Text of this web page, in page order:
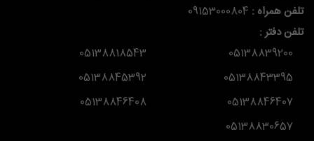
تلفن همراه : 09153000804
تلفن دفتر :
05138839200
05138818543
05138843395
05138845392
05138846407
05138846408
05138830657